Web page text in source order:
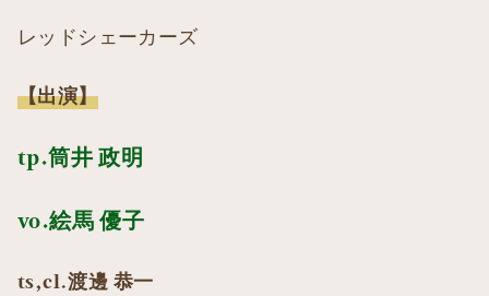
レッドシェーカーズ
【出演】
tp.筒井 政明
vo.絵馬 優子
ts,cl.渡邊 恭一